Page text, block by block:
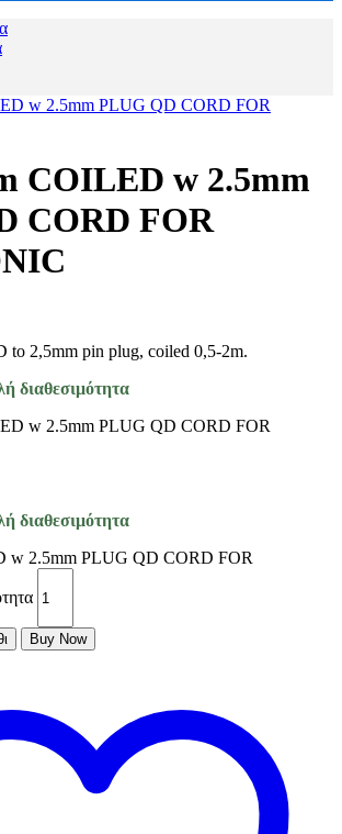
COILED w 2.5mm
CORD FOR
to 2,5mm pin plug, coiled 0,5-2m.
διαθεσιμότητα
διαθεσιμότητα
w 2.5mm PLUG QD CORD FOR
Buy Now